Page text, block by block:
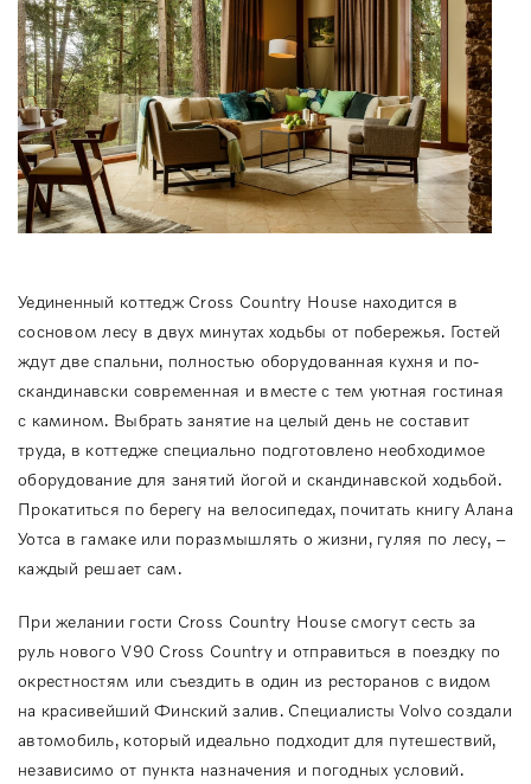
Уединенный коттедж Cross Country House находится в
сосновом лесу в двух минутах ходьбы от побережья. Гостей
ждут две спальни, полностью оборудованная кухня и по-
скандинавски современная и вместе с тем уютная гостиная
с камином. Выбрать занятие на целый день не составит
труда, в коттедже специально подготовлено необходимое
оборудование для занятий йогой и скандинавской ходьбой.
Прокатиться по берегу на велосипедах, почитать книгу Алана
Уотса в гамаке или поразмышлять о жизни, гуляя по лесу, –
каждый решает сам.
При желании гости Cross Country House смогут сесть за
руль нового V90 Cross Country и отправиться в поездку по
окрестностям или съездить в один из ресторанов с видом
на красивейший Финский залив. Специалисты Volvo создали
автомобиль, который идеально подходит для путешествий,
независимо от пункта назначения и погодных условий.